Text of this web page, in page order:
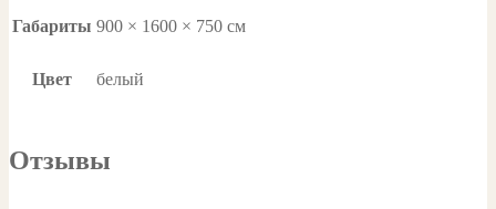
Габариты 900 × 1600 × 750 см
Цвет белый
Отзывы